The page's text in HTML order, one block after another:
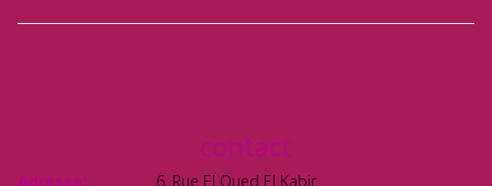
contact
Adresse: 6, Rue El Oued El Kabir